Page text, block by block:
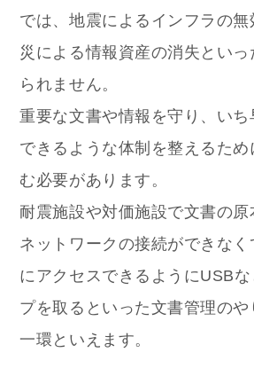
では、地震によるインフラの無
災による情報資産の消失とい
られません。
重要な文書や情報を守り、いち
できるような体制を整えるため
む必要があります。
耐震施設や対価施設で文書の原
ネットワークの接続ができなく
にアクセスできるようにUSB
プを取るといった文書管理の
一環といえます。